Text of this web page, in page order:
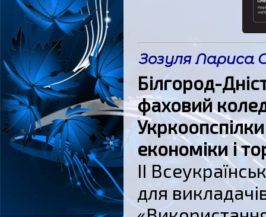
Зозуля Лариса
Білгород-
фаховий
економіки і
ІІ
для